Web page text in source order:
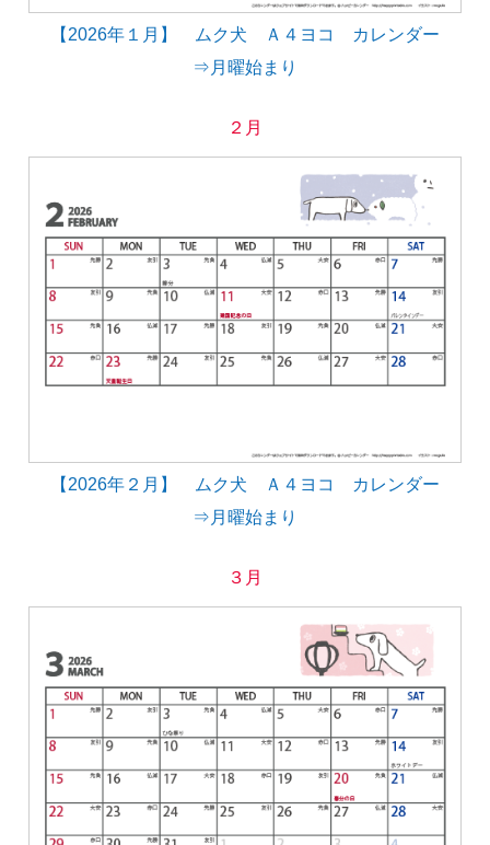
【2026年１月】 ムク犬 Ａ４ヨコ カレンダー
⇒月曜始まり
２月
【2026年２月】 ムク犬 Ａ４ヨコ カレンダー
⇒月曜始まり
３月